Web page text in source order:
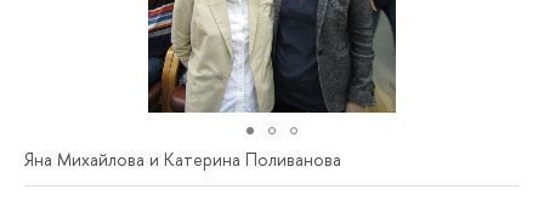
Яна Михайлова и Катерина Поливанова